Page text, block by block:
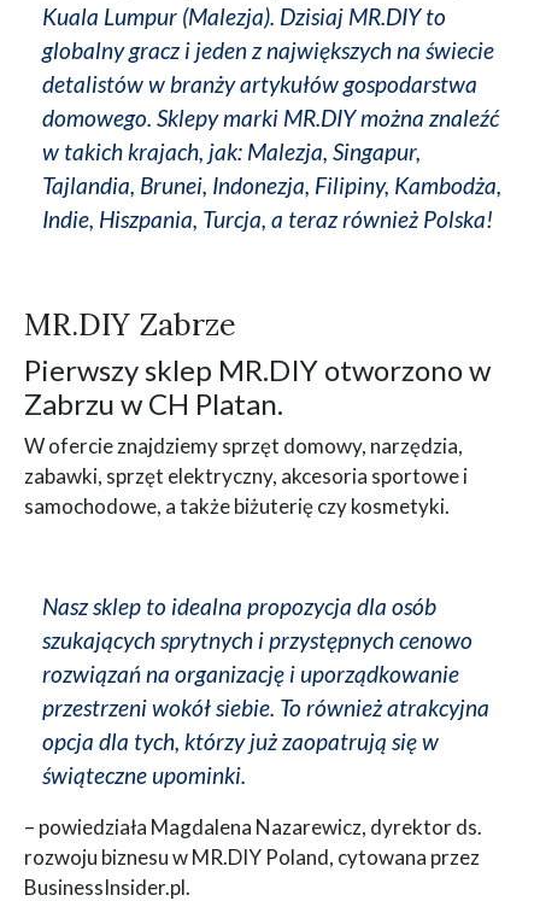
Kuala Lumpur (Malezja). Dzisiaj MR.DIY to
globalny gracz i jeden z największych na świecie
detalistów w branży artykułów gospodarstwa
domowego. Sklepy marki MR.DIY można znaleźć
w takich krajach, jak: Malezja, Singapur,
Tajlandia, Brunei, Indonezja, Filipiny, Kambodża,
Indie, Hiszpania, Turcja, a teraz również Polska!
MR.DIY Zabrze
Pierwszy sklep MR.DIY otworzono w
Zabrzu w CH Platan.
W ofercie znajdziemy sprzęt domowy, narzędzia,
zabawki, sprzęt elektryczny, akcesoria sportowe i
samochodowe, a także biżuterię czy kosmetyki.
Nasz sklep to idealna propozycja dla osób
szukających sprytnych i przystępnych cenowo
rozwiązań na organizację i uporządkowanie
przestrzeni wokół siebie. To również atrakcyjna
opcja dla tych, którzy już zaopatrują się w
świąteczne upominki.
– powiedziała Magdalena Nazarewicz, dyrektor ds.
rozwoju biznesu w MR.DIY Poland, cytowana przez
BusinessInsider.pl.